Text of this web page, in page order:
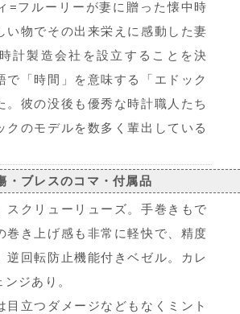
=フルーリーが妻に贈った懐中時
い物でその出来栄えに感動した妻
計製造会社を設立することを決
で「時間」を意味する「エドック
。彼の没後も優秀な時計職人たち
クのモデルを数多く輩出している
・ブレスのコマ・付属品
スクリューリューズ。手巻きもで
巻き上げ感も非常に軽快で、精度
逆回転防止機能付きベゼル。カレ
ジあり。
目立つダメージなどもなくミント